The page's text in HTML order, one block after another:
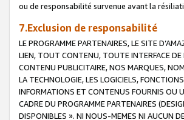
ou de responsabilité survenue avant la
7.Exclusion de responsabilité
LE PROGRAMME PARTENAIRES, LE SITE
LIEN, TOUT CONTENU, TOUTE INTERFACE
CONTENU PUBLICITAIRE, NOS MARQUES,
LA TECHNOLOGIE, LES LOGICIELS,
INFORMATIONS ET CONTENUS FOURNIS OU
CADRE DU PROGRAMME PARTENAIRES
DISPONIBLES ». NI NOUS-MEMES NI AUCUN